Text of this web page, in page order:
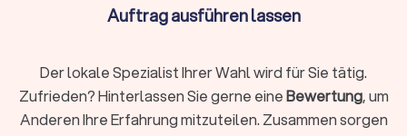
Arbeitsrecht, Familienrecht, Mietrecht, Strafrecht und andere
Bereiche erfordern jeweils spezialisiertes Wissen. Ein
nachgewiesene Erfahrung in seinem Gebiet.
Auftrag ausführen lassen
Der lokale Spezialist Ihrer Wahl wird für Sie tätig.
Zufrieden? Hinterlassen Sie gerne eineBewertung, um
Anderen Ihre Erfahrung mitzuteilen. Zusammen sorgen